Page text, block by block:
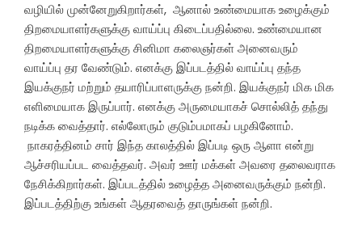
வழியில் முன்னேறுகிறார்கள், ஆனால் உண்மையாக உழைக்கும்
திறமையாளர்களுக்கு வாய்ப்பு கிடைப்பதில்லை. உண்மையான
திறமையாளர்களுக்கு சினிமா கலைஞர்கள் அனைவரும்
வாய்ப்பு தர வேண்டும். எனக்கு இப்படத்தில் வாய்ப்பு தந்த
இயக்குநர் மற்றும் தயாரிப்பாளருக்கு நன்றி. இயக்குநர் மிக மிக
எளிமையாக இருப்பார். எனக்கு அருமையாகச் சொல்லித் தந்து
நடிக்க வைத்தார். எல்லோரும் குடும்பமாகப் பழகினோம்.
நாகரத்தினம் சார் இந்த காலத்தில் இப்படி ஒரு ஆளா என்று
ஆச்சரியப்பட வைத்தவர். அவர் ஊர் மக்கள் அவரை தலைவராக
நேசிக்கிறார்கள். இப்படத்தில் உழைத்த அனைவருக்கும் நன்றி.
இப்படத்திற்கு உங்கள் ஆதரவைத் தாருங்கள் நன்றி.